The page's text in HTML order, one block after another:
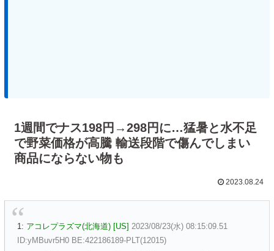
1週間でナス198円→298円に…猛暑と水不足
で野菜価格が高騰 輸送段階で傷んでしまい
商品にならない物も
2023.08.24
1: アコレプラズマ(北海道) [US] 2023/08/23(水) 08:15:09.51
ID:yMBuvr5H0 BE:422186189-PLT(12015)